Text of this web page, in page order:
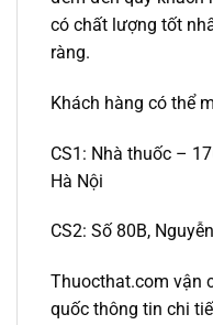
có chất lượng tốt
ràng.
Khách hàng có thể
CS1: Nhà thuốc –
Hà Nội
CS2: Số 80B,
Thuocthat.com vận
quốc thông tin chi